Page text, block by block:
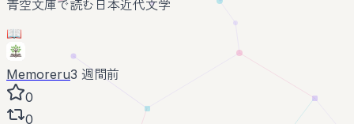
青空文庫で読む日本近代文学
📖
Memoreru3 週間前
0
0